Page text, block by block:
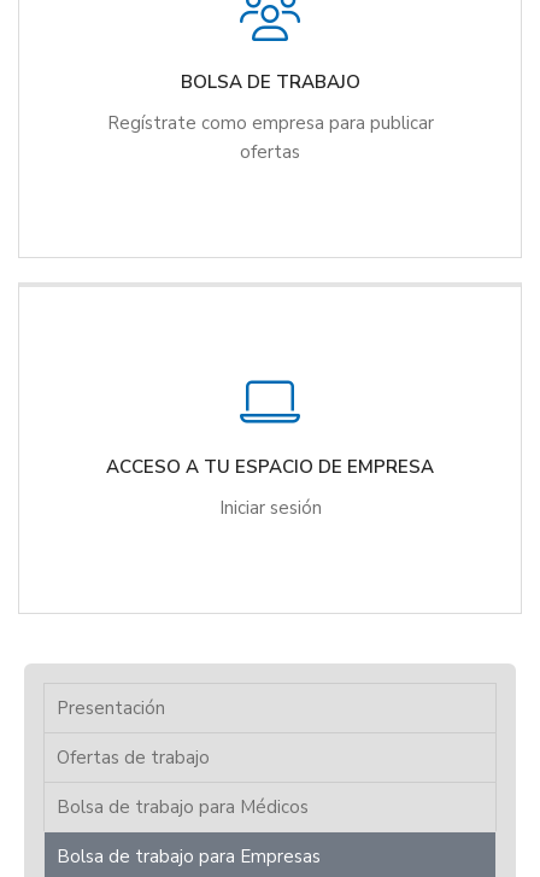
BOLSA DE TRABAJO
Regístrate como empresa para publicar
ofertas
ACCESO A TU ESPACIO DE EMPRESA
Iniciar sesión
Presentación
Ofertas de trabajo
Bolsa de trabajo para Médicos
Bolsa de trabajo para Empresas